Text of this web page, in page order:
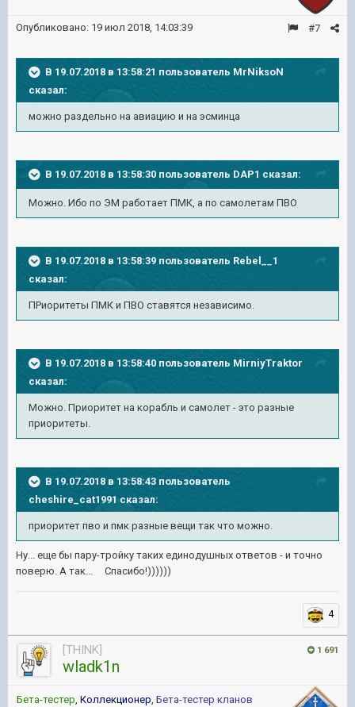
#7
Опубликовано: 19 июл 2018, 14:03:39
В 19.07.2018 в 13:58:21 пользователь MrNiksoN
сказал:
можно раздельно на авиацию и на эсминца
В 19.07.2018 в 13:58:30 пользователь DAP1 сказал:
Можно. Ибо по ЭМ работает ПМК, а по самолетам ПВО
В 19.07.2018 в 13:58:39 пользователь Rebel__1
сказал:
ПРиоритеты ПМК и ПВО ставятся независимо.
В 19.07.2018 в 13:58:40 пользователь MirniyTraktor
сказал:
Можно. Приоритет на корабль и самолет - это разные
приоритеты.
В 19.07.2018 в 13:58:43 пользователь
cheshire_cat1991сказал:
приоритет пво и пмк разные вещи так что можно.
Ну... еще бы пару-тройку таких единодушных ответов - и точно
поверю. А так... Спасибо!))))))
4
1 691
[THINK]
wladk1n
Бета-тестер, Коллекционер, Бета-тестер кланов